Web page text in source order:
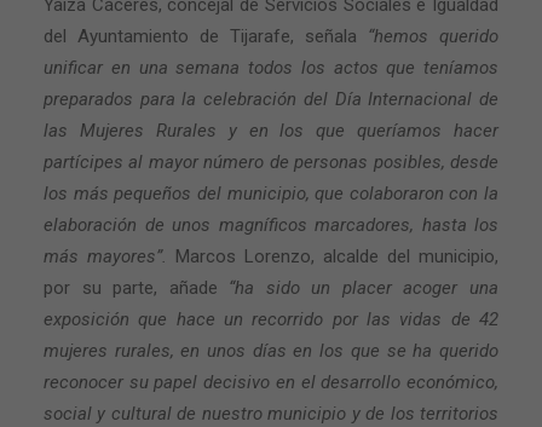
Yaiza Cáceres, concejal de Servicios Sociales e Igualdad
del Ayuntamiento de Tijarafe, señala “hemos querido
unificar en una semana todos los actos que teníamos
preparados para la celebración del Día Internacional de
las Mujeres Rurales y en los que queríamos hacer
partícipes al mayor número de personas posibles, desde
los más pequeños del municipio, que colaboraron con la
elaboración de unos magníficos marcadores, hasta los
más mayores”. Marcos Lorenzo, alcalde del municipio,
por su parte, añade “ha sido un placer acoger una
exposición que hace un recorrido por las vidas de 42
mujeres rurales, en unos días en los que se ha querido
reconocer su papel decisivo en el desarrollo económico,
social y cultural de nuestro municipio y de los territorios